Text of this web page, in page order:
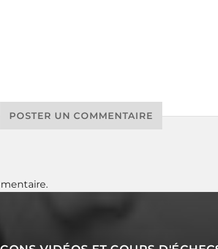
POSTER UN COMMENTAIRE